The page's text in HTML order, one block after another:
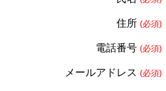
住所 (必須)
電話番号 (必須)
メールアドレス (必須)